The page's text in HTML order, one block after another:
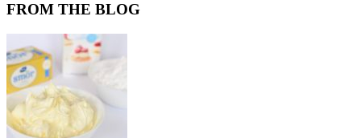
FROM THE BLOG